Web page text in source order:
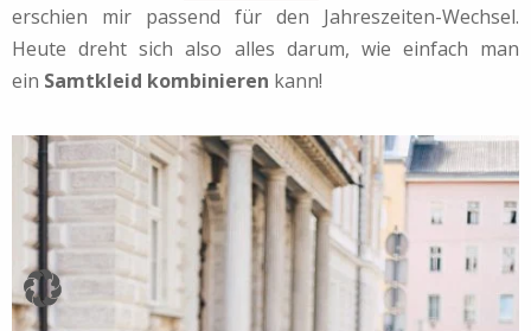
erschien mir passend für den Jahreszeiten-Wechsel.
Heute dreht sich also alles darum, wie einfach man
ein Samtkleid kombinieren kann!